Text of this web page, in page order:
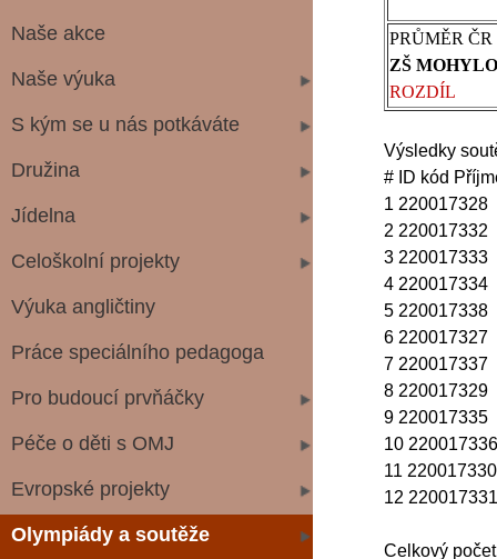
Naše akce
Naše výuka
S kým se u nás potkáváte
Družina
Jídelna
Celoškolní projekty
Výuka angličtiny
Práce speciálního pedagoga
Pro budoucí prvňáčky
Péče o děti s OMJ
Evropské projekty
Olympiády a soutěže
PRŮMĚR ČR
ZŠ
ROZDÍL
Výsledky
# ID kód
1 220017328
2 220017332
3 220017333
4 220017334
5 220017338
6 220017327
7 220017337
8 220017329
9 220017335
10
11
12
Celkový